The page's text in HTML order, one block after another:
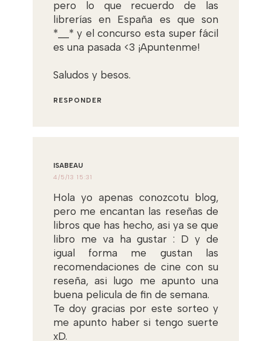
pero lo que recuerdo de las
librerías en España es que son
*__* y el concurso esta super fácil
es una pasada <3 ¡Apuntenme!
Saludos y besos.
RESPONDER
ISABEAU
4/5/13 15:31
Hola yo apenas conozcotu blog,
pero me encantan las reseñas de
libros que has hecho, asi ya se que
libro me va ha gustar : D y de
igual forma me gustan las
recomendaciones de cine con su
reseña, asi lugo me apunto una
buena pelicula de fin de semana.
Te doy gracias por este sorteo y
me apunto haber si tengo suerte
xD.